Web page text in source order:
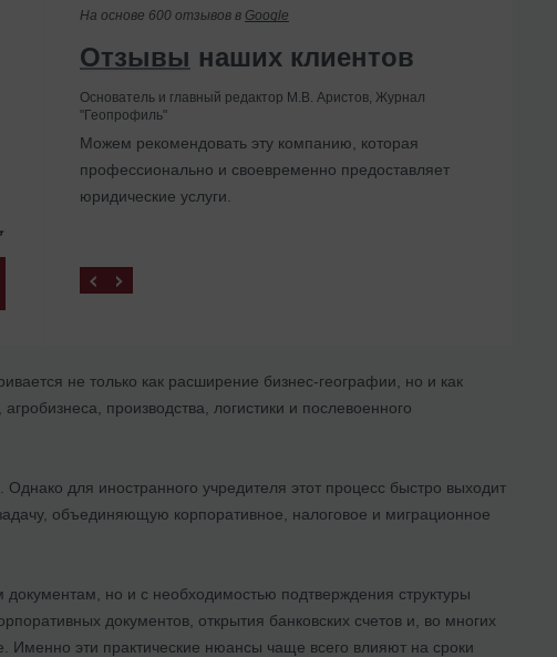
На основе 600 отзывов в Google
Отзывы наших клиентов
Основатель и главный редактор М.В. Аристов, Журнал
"Геопрофиль"
Можем рекомендовать эту компанию, которая
профессионально и своевременно предоставляет
юридические услуги.
не только как расширение бизнес-географии, но и как
производства, логистики и послевоенного
для иностранного учредителя этот процесс быстро выходит
объединяющую корпоративное, налоговое и миграционное
но и с необходимостью подтверждения структуры
документов, открытия банковских счетов и, во многих
эти практические нюансы чаще всего влияют на сроки